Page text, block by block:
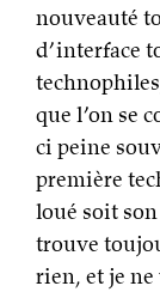
nouveauté
d’interface
que l’on se
ci peine
première
loué soit
trouve
rien, et je ne